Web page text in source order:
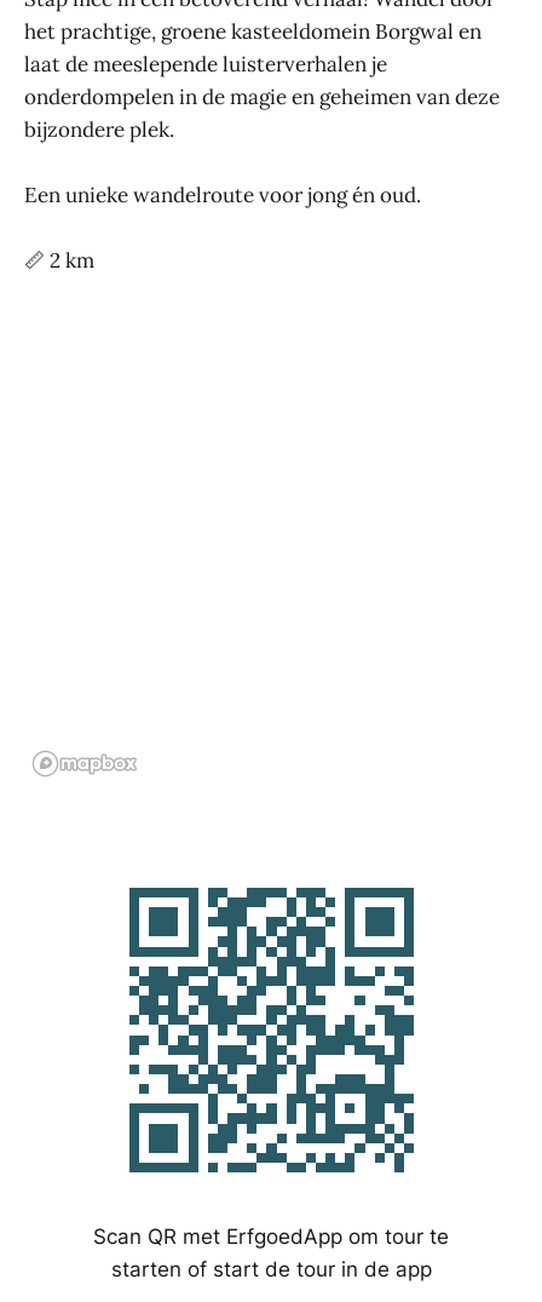
het prachtige, groene kasteeldomein Borgwal en
laat de meeslepende luisterverhalen je
onderdompelen in de magie en geheimen van deze
bijzondere plek.
Een unieke wandelroute voor jong én oud.
📏 2 km
Scan QR met ErfgoedApp om tour te
starten of start de tour in de app